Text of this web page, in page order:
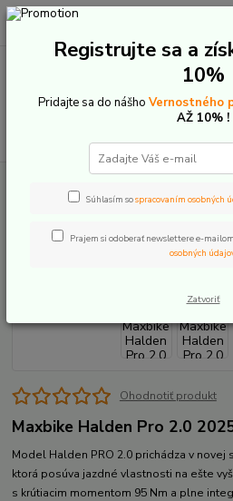
+421 907 20 22 33
Maxbike Halden
Ohodnotiť produkt
Maxbike Halden Pro 2.0
Model Halden PRO 2.0 prichádza v
ktorá posúva jazdné vlastnosti na ešte
s krútiacim momentom 95 Nm a plne
Registrujte sa a
10%
Pridajte sa do nášho Vernostného
AŽ 10% !
Súhlasím sospracovaním osobných
Prajem si odoberať newslettere e-
osobných
Zatvoriť